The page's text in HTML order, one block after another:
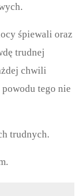
śpiewali oraz
trudnej
chwili
tego nie
trudnych.